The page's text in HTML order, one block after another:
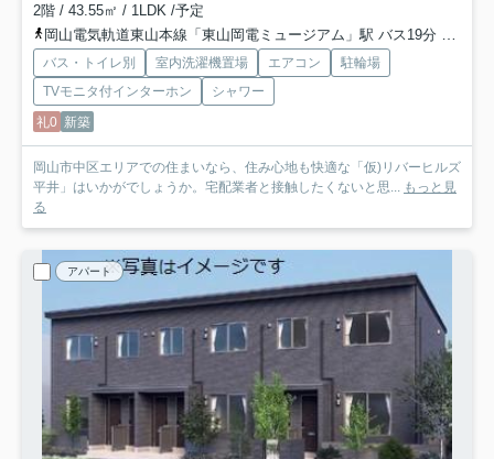
2階 / 43.55㎡ / 1LDK /予定
岡山電気軌道東山本線「東山岡電ミュージアム」駅 バス19分 「四軒屋」 停歩3分
バス・トイレ別 室内洗濯機置場 エアコン
駐輪場
TVモニタ付インターホン
シャワー
礼0 新築
岡山市中区エリアでの住まいなら、住み心地も快適な「仮)リバーヒルズ
平井」はいかがでしょうか。宅配業者と接触したくないと思... もっと見
る
アパート